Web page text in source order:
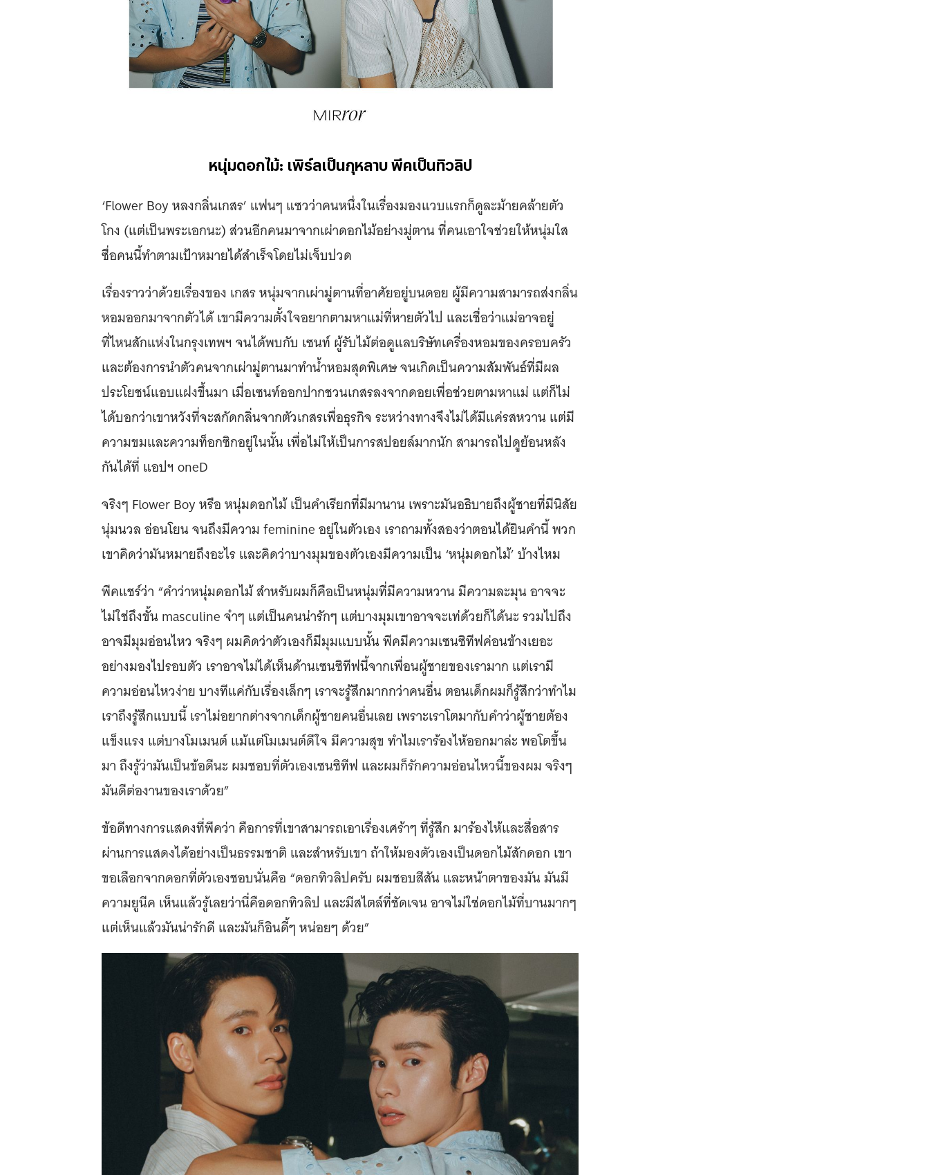
หนุ่มดอกไม้: เพิร์ลเป็นกุหลาบ พีคเป็นทิวลิป
‘Flower Boy หลงกลิ่นเกสร’ แฟนๆ แซวว่าคนหนึ่งในเรื่องมองแวบแรกก็ดูละม้ายคล้ายตัว
โกง (แต่เป็นพระเอกนะ) ส่วนอีกคนมาจากเผ่าดอกไม้อย่างมู่ตาน ที่คนเอาใจช่วยให้หนุ่มใส
ซื่อคนนี้ทำตามเป้าหมายได้สำเร็จโดยไม่เจ็บปวด
เรื่องราวว่าด้วยเรื่องของ เกสร หนุ่มจากเผ่ามู่ตานที่อาศัยอยู่บนดอย ผู้มีความสามารถส่งกลิ่น
หอมออกมาจากตัวได้ เขามีความตั้งใจอยากตามหาแม่ที่หายตัวไป และเชื่อว่าแม่อาจอยู่
ที่ไหนสักแห่งในกรุงเทพฯ จนได้พบกับ เซนท์ ผู้รับไม้ต่อดูแลบริษัทเครื่องหอมของครอบครัว
และต้องการนำตัวคนจากเผ่ามู่ตานมาทำน้ำหอมสุดพิเศษ จนเกิดเป็นความสัมพันธ์ที่มีผล
ประโยชน์แอบแฝงขึ้นมา เมื่อเซนท์ออกปากชวนเกสรลงจากดอยเพื่อช่วยตามหาแม่ แต่ก็ไม่
ได้บอกว่าเขาหวังที่จะสกัดกลิ่นจากตัวเกสรเพื่อธุรกิจ ระหว่างทางจึงไม่ได้มีแค่รสหวาน แต่มี
ความขมและความท็อกซิกอยู่ในนั้น เพื่อไม่ให้เป็นการสปอยล์มากนัก สามารถไปดูย้อนหลัง
กันได้ที่ แอปฯ oneD
จริงๆ Flower Boy หรือ หนุ่มดอกไม้ เป็นคำเรียกที่มีมานาน เพราะมันอธิบายถึงผู้ชายที่มีนิสัย
นุ่มนวล อ่อนโยน จนถึงมีความ feminine อยู่ในตัวเอง เราถามทั้งสองว่าตอนได้ยินคำนี้ พวก
เขาคิดว่ามันหมายถึงอะไร และคิดว่าบางมุมของตัวเองมีความเป็น ‘หนุ่มดอกไม้’ บ้างไหม
พีคแชร์ว่า “คำว่าหนุ่มดอกไม้ สำหรับผมก็คือเป็นหนุ่มที่มีความหวาน มีความละมุน อาจจะ
ไม่ใช่ถึงขั้น masculine จ๋าๆ แต่เป็นคนน่ารักๆ แต่บางมุมเขาอาจจะเท่ด้วยก็ได้นะ รวมไปถึง
อาจมีมุมอ่อนไหว จริงๆ ผมคิดว่าตัวเองก็มีมุมแบบนั้น พีคมีความเซนซิทีฟค่อนข้างเยอะ
อย่างมองไปรอบตัว เราอาจไม่ได้เห็นด้านเซนซิทีฟนี้จากเพื่อนผู้ชายของเรามาก แต่เรามี
ความอ่อนไหวง่าย บางทีแค่กับเรื่องเล็กๆ เราจะรู้สึกมากกว่าคนอื่น ตอนเด็กผมก็รู้สึกว่าทำไม
เราถึงรู้สึกแบบนี้ เราไม่อยากต่างจากเด็กผู้ชายคนอื่นเลย เพราะเราโตมากับคำว่าผู้ชายต้อง
แข็งแรง แต่บางโมเมนต์ แม้แต่โมเมนต์ดีใจ มีความสุข ทำไมเราร้องไห้ออกมาล่ะ พอโตขึ้น
มา ถึงรู้ว่ามันเป็นข้อดีนะ ผมชอบที่ตัวเองเซนซิทีฟ และผมก็รักความอ่อนไหวนี้ของผม จริงๆ
มันดีต่องานของเราด้วย”
ข้อดีทางการแสดงที่พีคว่า คือการที่เขาสามารถเอาเรื่องเศร้าๆ ที่รู้สึก มาร้องไห้และสื่อสาร
ผ่านการแสดงได้อย่างเป็นธรรมชาติ และสำหรับเขา ถ้าให้มองตัวเองเป็นดอกไม้สักดอก เขา
ขอเลือกจากดอกที่ตัวเองชอบนั่นคือ “ดอกทิวลิปครับ ผมชอบสีสัน และหน้าตาของมัน มันมี
ความยูนีค เห็นแล้วรู้เลยว่านี่คือดอกทิวลิป และมีสไตล์ที่ชัดเจน อาจไม่ใช่ดอกไม้ที่บานมากๆ
แต่เห็นแล้วมันน่ารักดี และมันก็อินดี้ๆ หน่อยๆ ด้วย”